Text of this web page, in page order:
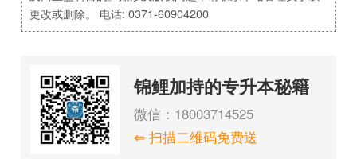
更改或删除。 电话: 0371-60904200
锦鲤加持的专升本秘籍
微信：18003714525
⇐ 扫描二维码免费送